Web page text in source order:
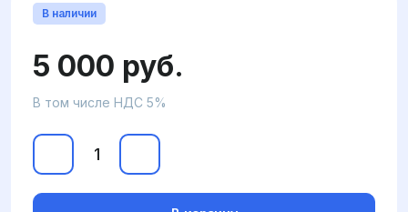
В наличии
5 000 руб.
В том числе НДС 5%